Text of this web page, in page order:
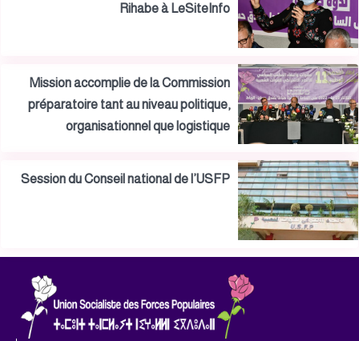
Rihabe à LeSiteInfo
Mission accomplie de la Commission
préparatoire tant au niveau politique,
organisationnel que logistique
Session du Conseil national de l’USFP